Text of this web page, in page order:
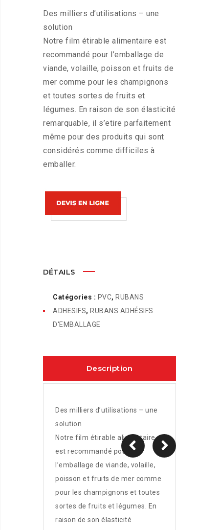
Des milliers d’utilisations – une
solution
Notre film étirable alimentaire est
recommandé pour l’emballage de
viande, volaille, poisson et fruits de
mer comme pour les champignons
et toutes sortes de fruits et
légumes. En raison de son élasticité
remarquable, il s’etire parfaitement
même pour des produits qui sont
considérés comme difficiles à
emballer.
DÉTAILS
Catégories : PVC, RUBANS
ADHESIFS, RUBANS ADHÉSIFS
D'EMBALLAGE
Description
Des milliers d’utilisations – une
solution
Notre film étirable alimentaire
est recommandé pour
l’emballage de viande, volaille,
poisson et fruits de mer comme
pour les champignons et toutes
sortes de fruits et légumes. En
raison de son élasticité